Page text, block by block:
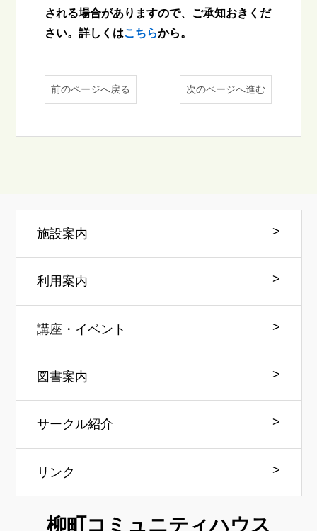
される場合がありますので、ご承知おきくだ
さい。詳しくはこちらから。
前のページへ戻る 次のページへ進む
施設案内
利用案内
講座・イベント
図書案内
サークル紹介
リンク
柳町コミュニティハウス